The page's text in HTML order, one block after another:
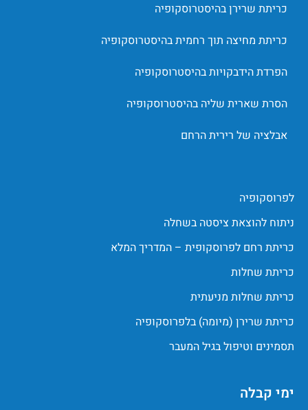
כריתת שרירן בהיסטרוסקופיה
כריתת מחיצה תוך רחמית בהיסטרוסקופיה
הפרדת הידבקויות בהיסטרוסקופיה
הסרת שארית שליה בהיסטרוסקופיה
אבלציה של רירית הרחם
לפרוסקופיה
ניתוח להוצאת ציסטה בשחלה
כריתת רחם לפרוסקופית – המדריך המלא
כריתת שחלות
כריתת שחלות מניעתית
כריתת שרירן (מיומה) בלפרוסקופיה
תסמינים וטיפול בגיל המעבר
ימי קבלה